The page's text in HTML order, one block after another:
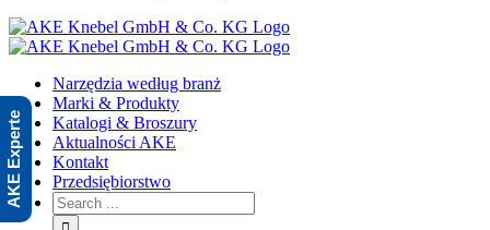
Narzędzia według branż
Marki & Produkty
Katalogi & Broszury
Aktualności AKE
Kontakt
Przedsiębiorstwo
Search
for:
AKE Experte